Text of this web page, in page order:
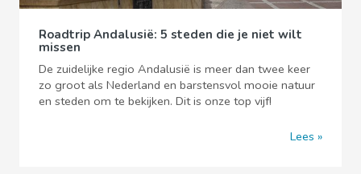
Roadtrip Andalusië: 5 steden die je niet wilt
missen
De zuidelijke regio Andalusië is meer dan twee keer
zo groot als Nederland en barstensvol mooie natuur
en steden om te bekijken. Dit is onze top vijf!
Lees